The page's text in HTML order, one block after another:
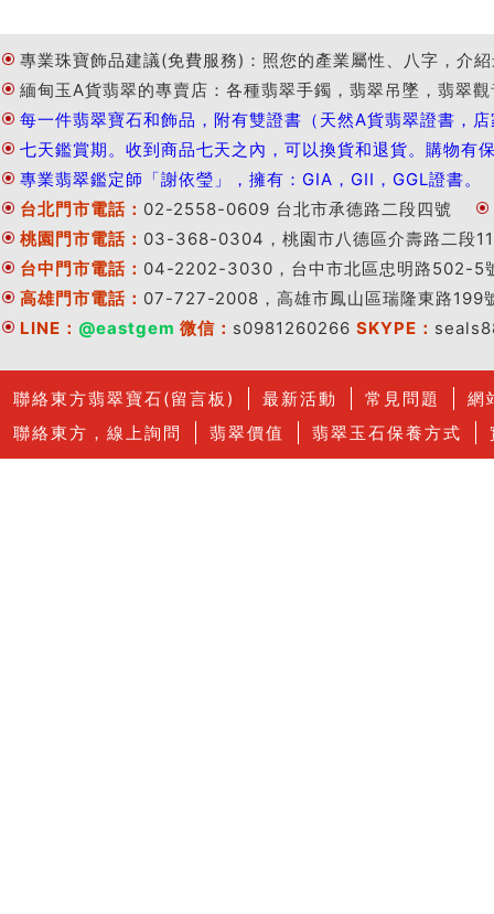
專業珠寶飾品建議(免費服務)：照您的產業屬性、八字，介
緬甸玉A貨翡翠的專賣店：各種翡翠手鐲，翡翠吊墜，翡翠
每一件翡翠寶石和飾品，附有雙證書（天然A貨翡翠證書
七天鑑賞期。收到商品七天之內，可以換貨和退貨。購物有
專業翡翠鑑定師「謝依瑩」，擁有：GIA，GII，GGL證書。
台北門市電話： 02-2558-0609 台北市承德路二段四號
桃園門市電話： 03-368-0304，桃園市八德區介壽路二段
台中門市電話： 04-2202-3030，台中市北區忠明路502-5
高雄門市電話： 07-727-2008，高雄市鳳山區瑞隆東路199
LINE： @eastgem 微信： s0981260266 SKYPE：
聯絡東方翡翠寶石(留言板) 最新活動 常見問題
網
聯絡東方，線上詢問
翡翠價值 翡翠玉石保養方式